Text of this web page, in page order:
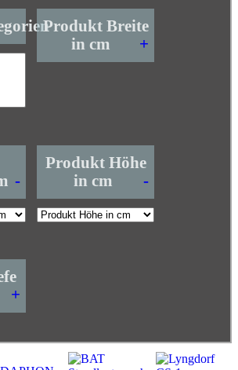
Produkt Breite
in cm
+
-
Produkt Höhe
in cm
-
+